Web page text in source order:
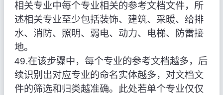
相关专业中每个专业相关的参考文档文件，所
述相关专业至少包括装饰、建筑、采暖、给排
水、消防、照明、弱电、动力、电梯、防雷接
地。
49.在该步骤中，每个专业的参考文档越多，后
续识别出对应专业的命名实体越多，对文档文
件的筛选和归类越准确。此处若单个专业仅仅